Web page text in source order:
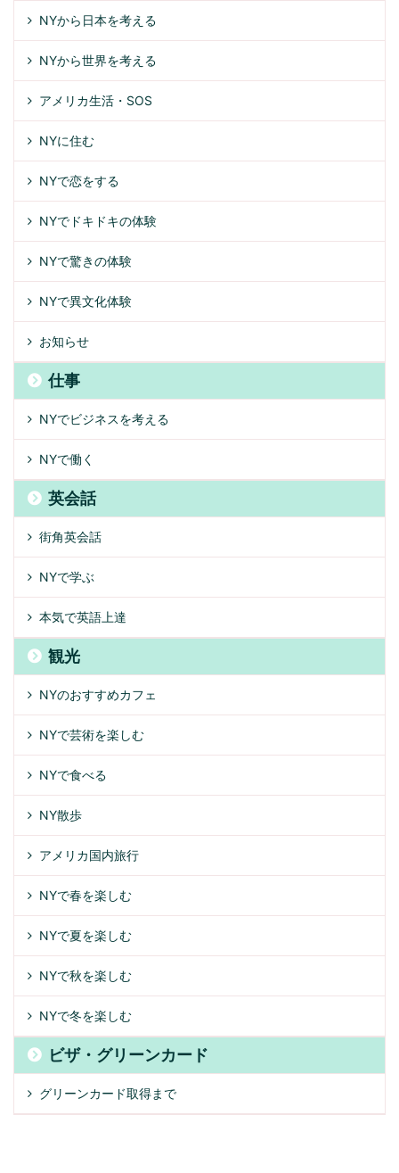
NYから日本を考える
NYから世界を考える
アメリカ生活・SOS
NYに住む
NYで恋をする
NYでドキドキの体験
NYで驚きの体験
NYで異文化体験
お知らせ
仕事
NYでビジネスを考える
NYで働く
英会話
街角英会話
NYで学ぶ
本気で英語上達
観光
NYのおすすめカフェ
NYで芸術を楽しむ
NYで食べる
NY散歩
アメリカ国内旅行
NYで春を楽しむ
NYで夏を楽しむ
NYで秋を楽しむ
NYで冬を楽しむ
ビザ・グリーンカード
グリーンカード取得まで